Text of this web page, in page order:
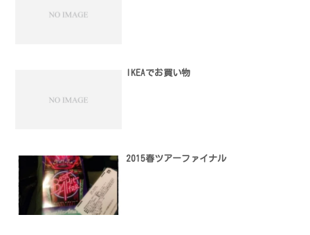
IKEAでお買い物
2015春ツアーファイナル